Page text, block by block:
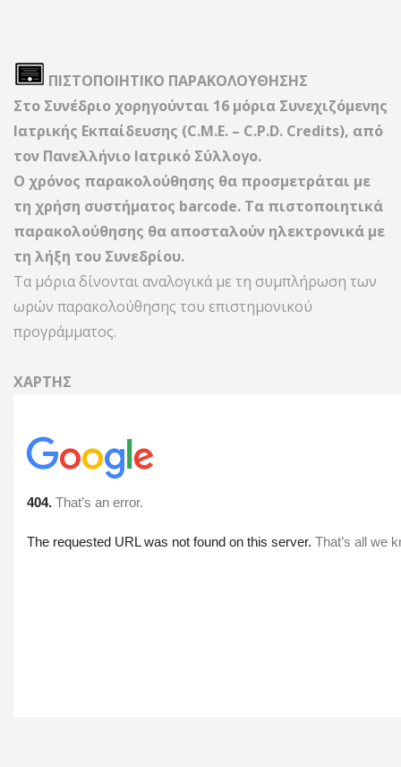
ΠΙΣΤΟΠΟΙΗΤΙΚΟ ΠΑΡΑΚΟΛΟΥΘΗΣΗΣ
Στο Συνέδριο χορηγούνται 16 μόρια Συνεχιζόμενης
Ιατρικής Εκπαίδευσης (C.M.E. – C.P.D. Credits), από
τον Πανελλήνιο Ιατρικό Σύλλογο.
Ο χρόνος παρακολούθησης θα προσμετράται με
τη χρήση συστήματος barcode. Τα πιστοποιητικά
παρακολούθησης θα αποσταλούν ηλεκτρονικά με
τη λήξη του Συνεδρίου.
Τα μόρια δίνονται αναλογικά με τη συμπλήρωση των
ωρών παρακολούθησης του επιστημονικού
προγράμματος.
ΧΑΡΤΗΣ